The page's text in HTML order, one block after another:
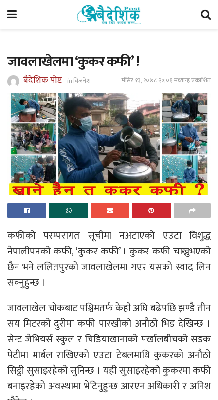
जावलाखेलमा ‘कुकर कफी’ !
बैदेशिक पोष्ट inबिजनेश मंसिर १३, २०७८ २०;०१ मध्यान्ह प्रकाशित
कफीको परम्परागत सूचीमा नअटाएको एउटा विशुद्ध
नेपालीपनको कफी, ‘कुकर कफी’ । कुकर कफी चाख्नुभएको
छैन भने ललितपुरको जावलाखेलमा गएर यसको स्वाद लिन
सक्नुहुन्छ ।
जावलाखेल चोकबाट पश्चिमतर्फ केही अघि बढेपछि झण्डै तीन
सय मिटरको दुरीमा कफी पारखीको अनौठो भिड देखिन्छ ।
सेन्ट जेभियर्स स्कुल र चिडियाखानाको पर्खालबीचको सडक
पेटीमा मार्बल राखिएको एउटा टेबलमाथि कुकरको अनौठो
सिट्ठी सुसाइरहेको सुनिन्छ । यही सुसाइरहेको कुकरमा कफी
बनाइरहेको अवस्थामा भेटिनुहुन्छ आरएन अधिकारी र अनिश